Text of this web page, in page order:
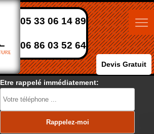
05 33 06 14 89
06 86 03 52 64
Devis Gratuit
Etre rappelé immédiatement: